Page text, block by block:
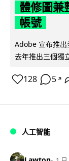
體修圖兼
帳號
Adobe 宣布推
去年推出三個獨
128 5 ↗
人工智能